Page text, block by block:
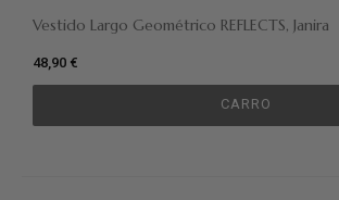
Vestido Largo Geométrico REFLECTS, Janira
48,90 €
CARRO